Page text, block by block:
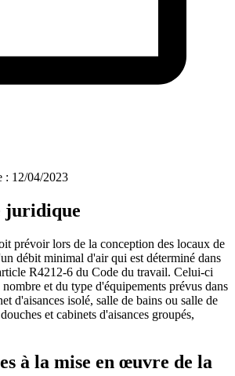
: 12/04/2023
juridique
prévoir lors de la conception des locaux de
débit minimal d'air qui est déterminé dans
R4212-6 du Code du travail. Celui-ci
et du type d'équipements prévus dans
d'aisances isolé, salle de bains ou salle de
et cabinets d'aisances groupés,
à la mise en œuvre de la